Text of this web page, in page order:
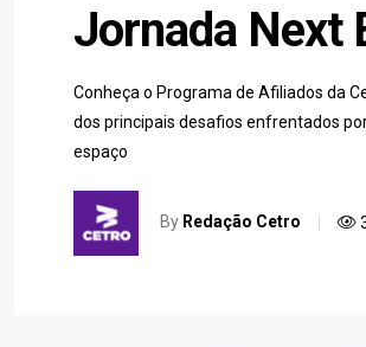
Jornada Next
Conheça o Programa de Afiliados da
dos principais desafios enfrentados
espaço
By Redação Cetro